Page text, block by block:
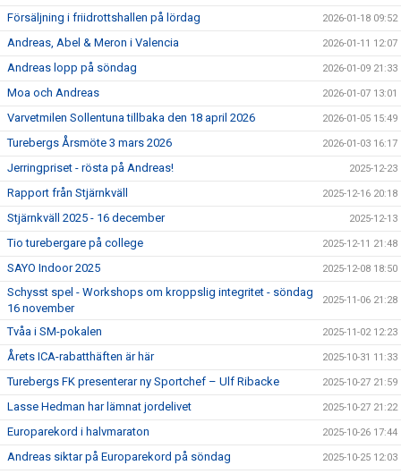
Försäljning i friidrottshallen på lördag 2026-01-18 09:52
Andreas, Abel & Meron i Valencia 2026-01-11 12:07
Andreas lopp på söndag 2026-01-09 21:33
Moa och Andreas 2026-01-07 13:01
Varvetmilen Sollentuna tillbaka den 18 april 2026 2026-01-05 15:49
Turebergs Årsmöte 3 mars 2026 2026-01-03 16:17
Jerringpriset - rösta på Andreas! 2025-12-23
Rapport från Stjärnkväll 2025-12-16 20:18
Stjärnkväll 2025 - 16 december 2025-12-13
Tio turebergare på college 2025-12-11 21:48
SAYO Indoor 2025 2025-12-08 18:50
Schysst spel - Workshops om kroppslig integritet - söndag
16 november
2025-11-06 21:28
Tvåa i SM-pokalen 2025-11-02 12:23
Årets ICA-rabatthäften är här 2025-10-31 11:33
Turebergs FK presenterar ny Sportchef – Ulf Ribacke 2025-10-27 21:59
Lasse Hedman har lämnat jordelivet 2025-10-27 21:22
Europarekord i halvmaraton 2025-10-26 17:44
Andreas siktar på Europarekord på söndag 2025-10-25 12:03